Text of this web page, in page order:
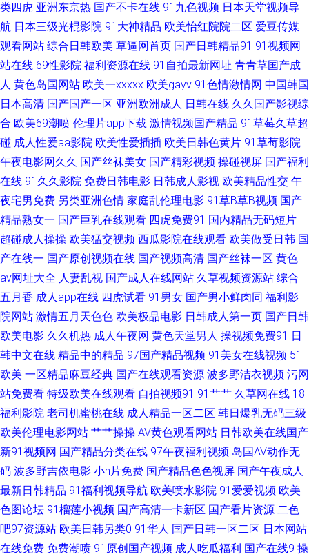
性情网站 97资源网色色 岛国夜夜爱 影音先锋色情影院 麻豆视频在线观看 人
妖伪娘国产 91吃瓜国产视频 影音先锋鲁鲁 日本91 九九性视频 国产h片在线
下载 成人草www ts伪娘人妖一区 国产第18页 国产精品18 国厂黄色 日本欧
美国产综合 少妇白浆视频 欧美性交免费网站 四虎网久久 欧美精品传媒 午夜
男人电影A片 青青草伊人网 ts伪娘xxx 成人av福利 亚洲偷97 免费网站黄 亚
洲瑟图欧美 韩国视频HDAV 99色色网 欧美大香蕉三免费 国产成人超碰97 熟
妇人人草 日韩三级专区 欧美欧美 传媒视频在线入口 尤物导航 黄色香蕉视频
91日韩高清 超碰综合久久 黄色午夜AV 天堂激情 另类啪啪 综合久久伊人 大
久久 超碰久一 精品蔬菜一区二区 美女性爱AV 超碰在线激情影音 极品h片观
看 海角日逼 国产女a 欧美Aⅴ 国产黑丝91 韩日色色网 av做爱成人 四虎精品亚
洲 老湿机69福利社 俺也去影音先锋 日韩第二页 wwww91色色 黄色91大片
在线国产啪 天天日夜夜爽 五月涩婷婷 香蕉观频 AV伊人导 91色超碰香蕉 白
浆喷水逼特写 久草福利资源在线 超碰成人福利 黄色午夜理论 狼友福利在线
观看 美女同性色色 久草资源精品在线 www日韩AV 97在线视频国产 久久视
频性交 97人妻 欧美精品第四页 91网址午夜 综合一页麻豆片 97资源在线 国
类四虎 亚洲东京热 国产不卡在线 91九色视频 日本天堂视频导
航 日本三级光棍影院 91大神精品 欧美怡红院院二区 爱豆传媒
观看网站 综合日韩欧美 草逼网首页 国产日韩精品91 91视频网
站在线 69性影院 福利资源在线 91自拍最新网址 青青草国产成
人 黄色岛国网站 欧美一xxxxx 欧美gayv 91色情激情网 中国韩国
日本高清 国产国产一区 亚洲欧洲成人 日韩在线 久久国产影视综
合 欧美69潮喷 伦理片app下载 激情视频国产精品 91草莓久草超
碰 成人性爱aa影院 欧美性爱插插 欧美日韩色黄片 91草莓影院
午夜电影网久久 国产丝袜美女 国产精彩视频 操碰视屏 国产福利
在线 91久久影院 免费日韩电影 日韩成人影视 欧美精品性交 午
夜宅男免费 另类亚洲色情 家庭乱伦理电影 91草B草B视频 国产
精品熟女一 国产巨乳在线观看 四虎免费91 国内精品无码短片
超碰成人操操 欧美猛交视频 西瓜影院在线观看 欧美做受日韩 国
产在线一 国产原创视频在线 国产视频高清 国产丝袜一区 黄色
av网址大全 人妻乱视 国产成人在线网站 久草视频资源站 综合
五月香 成人app在线 四虎试看 91男女 国产男小鲜肉同 福利影
院网站 激情五月天色色 欧美极品电影 日韩成人第一页 国产日韩
欧美电影 久久机热 成人午夜网 黄色天堂男人 操视频免费91 日
韩中文在线 精品中的精品 97国产精品视频 91美女在线视频 51
欧美 一区精品麻豆经典 国产在线观看资源 波多野洁衣视频 污网
站免费看 特级欧美在线观看 自拍视频91 91艹艹 久草网在线 18
福利影院 老司机蜜桃在线 成人精品一区二区 韩日爆乳无码三级
欧美伦理电影网站 艹艹操操 AV黄色观看网站 日韩欧美在线国产
新91视频网 国产精品分类在线 97午夜福利视频 岛国AV动作无
码 波多野吉依电影 小h片免费 国产精品色色视屏 国产午夜成人
最新日韩精品 91福利视频导航 欧美喷水影院 91爱爱视频 欧美
色图论坛 91榴莲小视频 国产高清一卡新区 国产看片资源 二色
吧97资源站 欧美日韩另类0 91华人 国产日韩一区二区 日本网站
在线免费 免费潮喷 91原创国产视频 成人吃瓜福利 国产在线9 操